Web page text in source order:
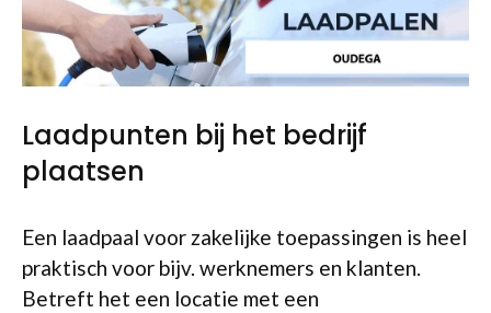
Laadpunten bij het bedrijf
plaatsen
Een laadpaal voor zakelijke toepassingen is heel
praktisch voor bijv. werknemers en klanten.
Betreft het een locatie met een